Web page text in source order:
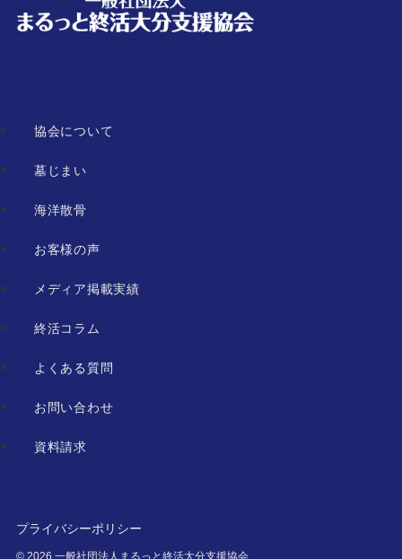
協会について
墓じまい
海洋散骨
お客様の声
メディア掲載実績
終活コラム
よくある質問
お問い合わせ
資料請求
©2026 一般社団法人まるっと終活大分支援協会
プライバシーポリシー